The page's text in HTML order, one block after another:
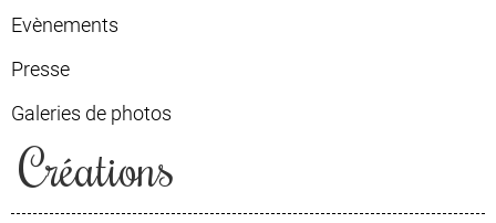
Evènements
Presse
Galeries de photos
Créations